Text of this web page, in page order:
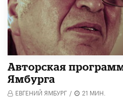
Авторская
Ямбурга
ЕВГЕНИЙ ЯМБУРГ / 21 МИН.